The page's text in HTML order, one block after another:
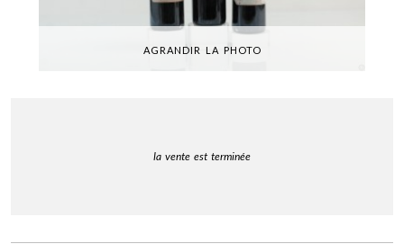
AGRANDIR LA PHOTO
la vente est terminée